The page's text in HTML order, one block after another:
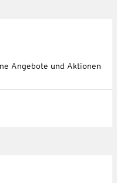
Angebote und Aktionen